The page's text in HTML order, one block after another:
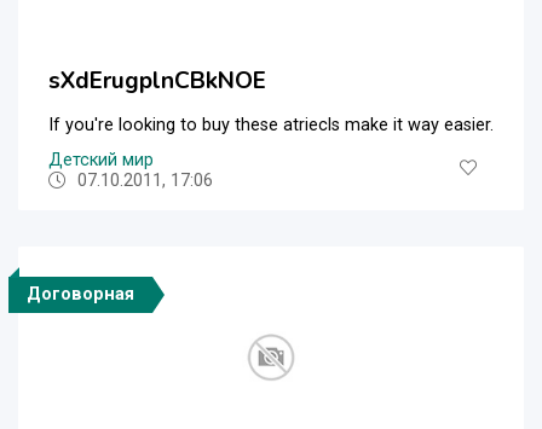
sXdErugplnCBkNOE
If you're looking to buy these atriecls make it way easier.
Детский мир
07.10.2011, 17:06
Договорная